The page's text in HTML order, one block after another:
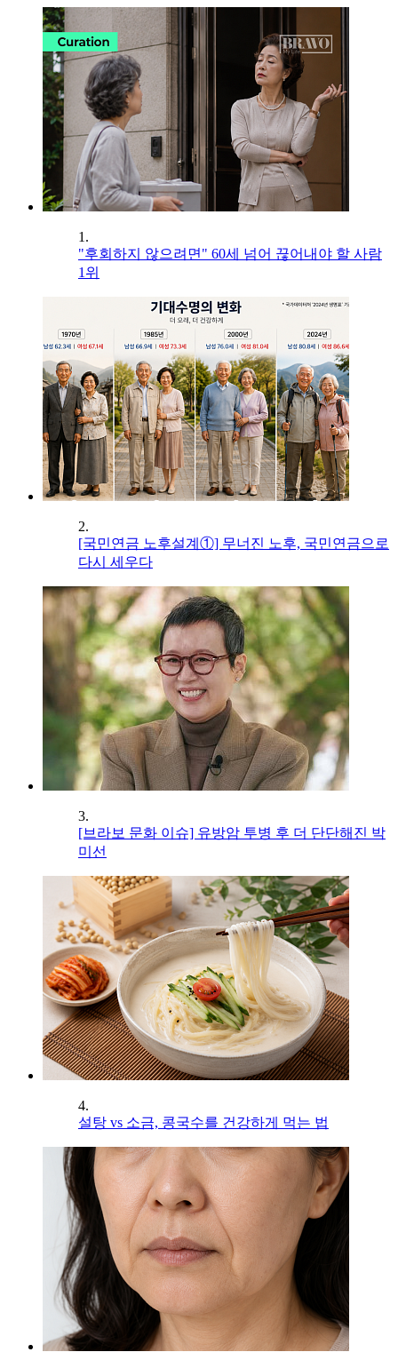
1.
"후회하지 않으려면" 60세 넘어 끊어내야 할 사람
1위
2.
[국민연금 노후설계①] 무너진 노후, 국민연금으로
다시 세우다
3.
[브라보 문화 이슈] 유방암 투병 후 더 단단해진 박
미선
4.
설탕 vs 소금, 콩국수를 건강하게 먹는 법